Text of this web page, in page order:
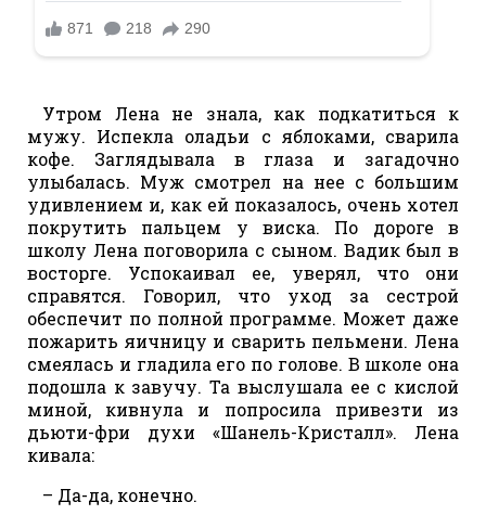
Утром Лена не знала, как подкатиться к
мужу. Испекла оладьи с яблоками, сварила
кофе. Заглядывала в глаза и загадочно
улыбалась. Муж смотрел на нее с большим
удивлением и, как ей показалось, очень хотел
покрутить пальцем у виска. По дороге в
школу Лена поговорила с сыном. Вадик был в
восторге. Успокаивал ее, уверял, что они
справятся. Говорил, что уход за сестрой
обеспечит по полной программе. Может даже
пожарить яичницу и сварить пельмени. Лена
смеялась и гладила его по голове. В школе она
подошла к завучу. Та выслушала ее с кислой
миной, кивнула и попросила привезти из
дьюти-фри духи «Шанель-Кристалл». Лена
кивала:
– Да-да, конечно.